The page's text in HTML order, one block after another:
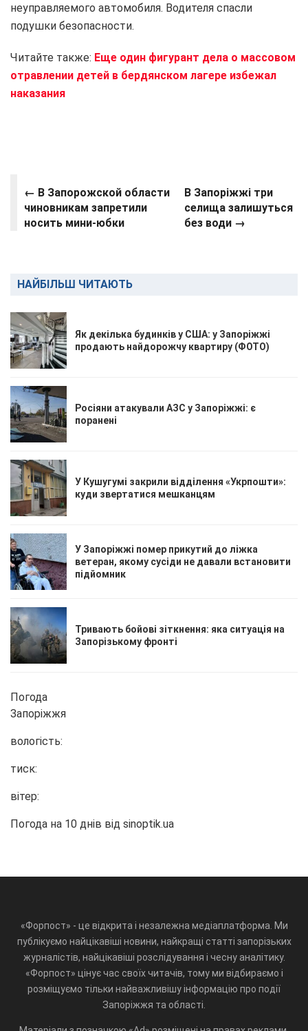
неуправляемого автомобиля. Водителя спасли
подушки безопасности.
Читайте также: Еще один фигурант дела о массовом
отравлении детей в бердянском лагере избежал
наказания
← В Запорожской области
чиновникам запретили
носить мини-юбки
В Запоріжжі три
селища залишуться
без води →
НАЙБІЛЬШ ЧИТАЮТЬ
Як декілька будинків у США: у Запоріжжі
продають найдорожчу квартиру (ФОТО)
Росіяни атакували АЗС у Запоріжжі: є
поранені
У Кушугумі закрили відділення «Укрпошти»:
куди звертатися мешканцям
У Запоріжжі помер прикутий до ліжка
ветеран, якому сусіди не давали встановити
підйомник
Тривають бойові зіткнення: яка ситуація на
Запорізькому фронті
Погода
Запоріжжя
вологість:
тиск:
вітер:
Погода на 10 днів від sinoptik.ua
«Форпост» - це відкрита і незалежна медіаплатформа. Ми
публікуємо найцікавіші новини, найкращі статті запорізьких
журналістів, найцікавіші розслідування і чесну аналітику.
«Форпост» цінує час своїх читачів, тому ми відбираємо і
розміщуємо тільки найважливішу інформацію про події
Запоріжжя та області.